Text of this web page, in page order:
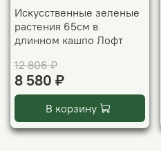
Искусственные зеленые
растения 65см в
длинном кашпо Лофт
12 806 ₽
8 580 ₽
В корзину